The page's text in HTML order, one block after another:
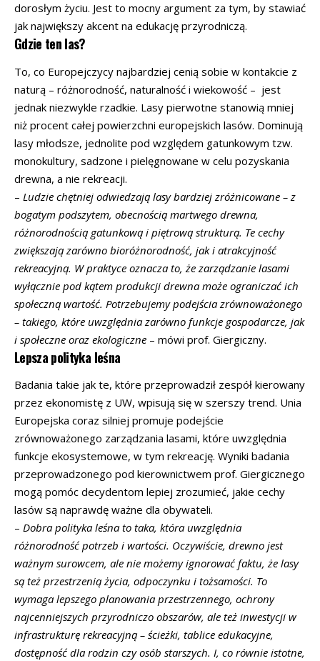
dorosłym życiu. Jest to mocny argument za tym, by stawiać
jak największy akcent na edukację przyrodniczą.
Gdzie ten las?
To, co Europejczycy najbardziej cenią sobie w kontakcie z
naturą – różnorodność, naturalność i wiekowość – jest
jednak niezwykle rzadkie. Lasy pierwotne stanowią mniej
niż procent całej powierzchni europejskich lasów. Dominują
lasy młodsze, jednolite pod względem gatunkowym tzw.
monokultury, sadzone i pielęgnowane w celu pozyskania
drewna, a nie rekreacji.
– Ludzie chętniej odwiedzają lasy bardziej zróżnicowane – z
bogatym podszytem, obecnością martwego drewna,
różnorodnością gatunkową i piętrową strukturą. Te cechy
zwiększają zarówno bioróżnorodność, jak i atrakcyjność
rekreacyjną. W praktyce oznacza to, że zarządzanie lasami
wyłącznie pod kątem produkcji drewna może ograniczać ich
społeczną wartość. Potrzebujemy podejścia zrównoważonego
– takiego, które uwzględnia zarówno funkcje gospodarcze, jak
i społeczne oraz ekologiczne – mówi prof. Giergiczny.
Lepsza polityka leśna
Badania takie jak te, które przeprowadził zespół kierowany
przez ekonomistę z UW, wpisują się w szerszy trend. Unia
Europejska coraz silniej promuje podejście
zrównoważonego zarządzania lasami, które uwzględnia
funkcje ekosystemowe, w tym rekreację. Wyniki badania
przeprowadzonego pod kierownictwem prof. Giergicznego
mogą pomóc decydentom lepiej zrozumieć, jakie cechy
lasów są naprawdę ważne dla obywateli.
– Dobra polityka leśna to taka, która uwzględnia
różnorodność potrzeb i wartości. Oczywiście, drewno jest
ważnym surowcem, ale nie możemy ignorować faktu, że lasy
są też przestrzenią życia, odpoczynku i tożsamości. To
wymaga lepszego planowania przestrzennego, ochrony
najcenniejszych przyrodniczo obszarów, ale też inwestycji w
infrastrukturę rekreacyjną – ścieżki, tablice edukacyjne,
dostępność dla rodzin czy osób starszych. I, co równie istotne,